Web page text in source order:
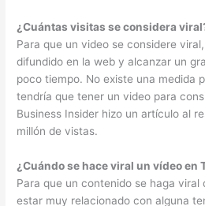
¿Cuántas visitas se considera
Para que un video se considere
difundido en la web y alcanzar un
poco tiempo. No existe una medida
tendría que tener un video para
Business Insider hizo un artículo al
millón de vistas.
¿Cuándo se hace viral un vídeo en
Para que un contenido se haga viral
estar muy relacionado con alguna